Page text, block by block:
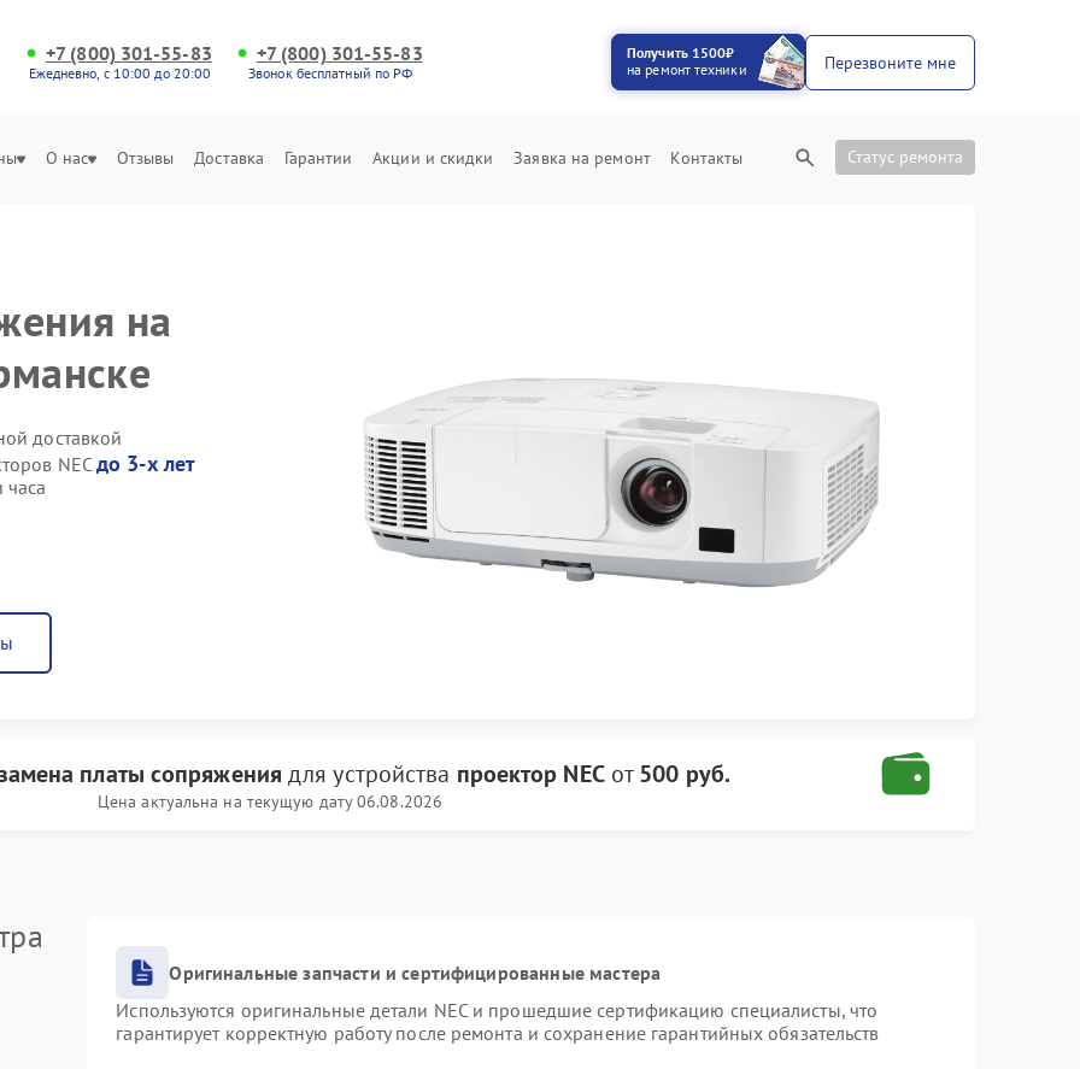
+7 (800) 301-55-83
Ежедневно, с 10:00 до 20:00
+7 (800) 301-55-83
Звонок бесплатный по РФ
Получить 1500₽
на ремонт техники
Перезвоните мне
О нас Отзывы Доставка Гарантии Акции и скидки Заявка на ремонт Контакты Статус ремонта
на
доставкой
NECдо 3-х лет
платы сопряжения для устройства проектор NECот500 руб.
Цена актуальна на текущую дату 06.08.2026
Оригинальные запчасти и сертифицированные мастера
Используются оригинальные детали NEC и прошедшие сертификацию специалисты, что
гарантирует корректную работу после ремонта и сохранение гарантийных обязательств